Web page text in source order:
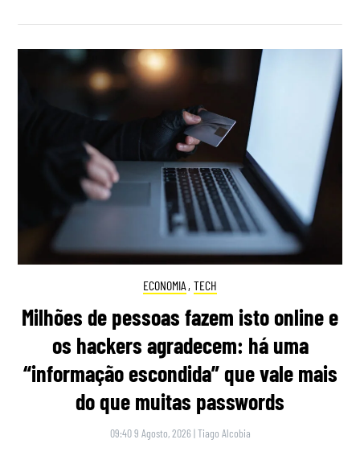
ECONOMIA , TECH
Milhões de pessoas fazem isto online e
os hackers agradecem: há uma
“informação escondida” que vale mais
do que muitas passwords
09:40 9 Agosto, 2026 |Tiago Alcobia